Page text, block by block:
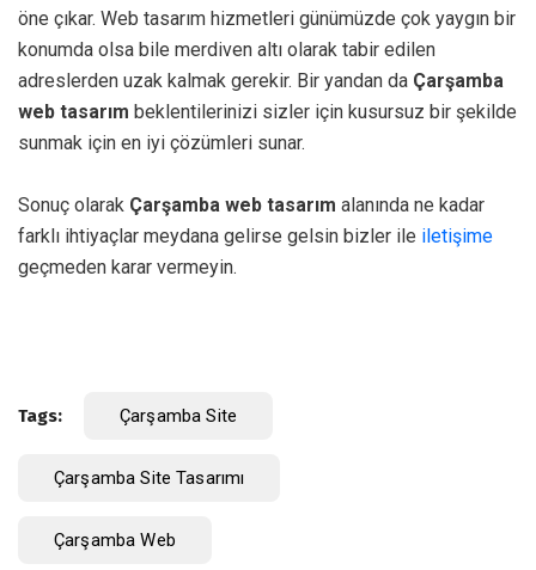
öne çıkar. Web tasarım hizmetleri günümüzde çok yaygın bir
konumda olsa bile merdiven altı olarak tabir edilen
adreslerden uzak kalmak gerekir. Bir yandan da Çarşamba
web tasarım beklentilerinizi sizler için kusursuz bir şekilde
sunmak için en iyi çözümleri sunar.
Sonuç olarak Çarşamba web tasarım alanında ne kadar
farklı ihtiyaçlar meydana gelirse gelsin bizler ile iletişime
geçmeden karar vermeyin.
Tags: Çarşamba Site
Çarşamba Site Tasarımı
Çarşamba Web